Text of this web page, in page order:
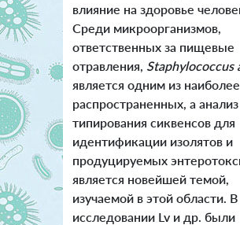
влияние на здоровье
Среди микроорганизмов,
ответственных за пищевые
отравления, Staphylococcus
является одним из наиболее
распространенных, а анализ
типирования сиквенсов для
идентификации изолятов и
продуцируемых
является новейшей темой,
изучаемой в этой области. В
исследовании Lv и др. были